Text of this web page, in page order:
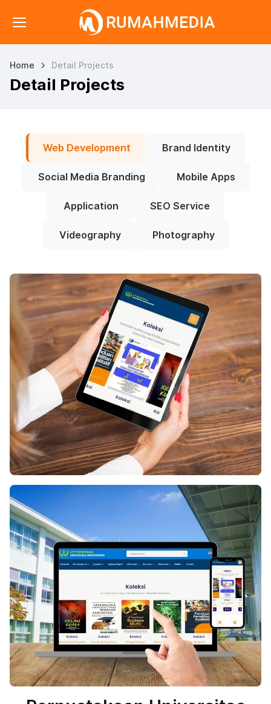
Home Detail Projects
Detail Projects
Web Development Brand Identity
Social Media Branding Mobile Apps
Application SEO Service
Videography Photography